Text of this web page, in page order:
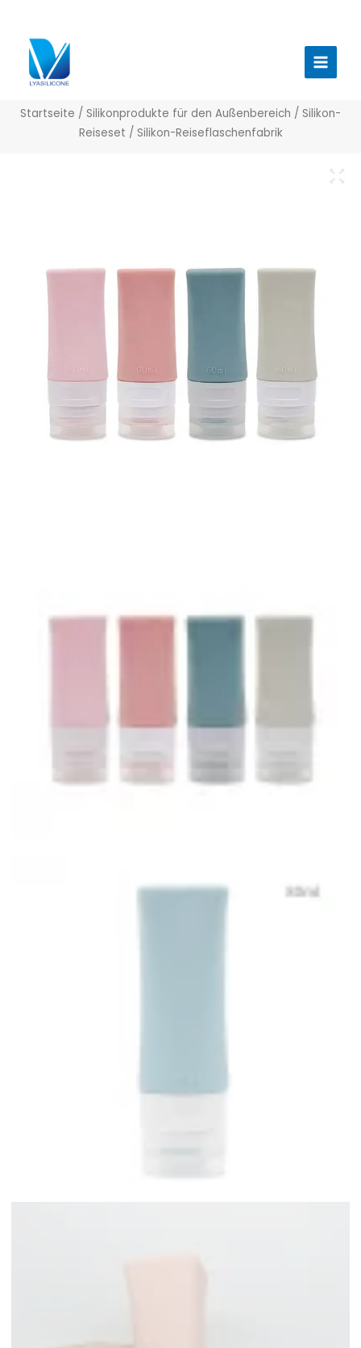
springen
Startseite / Silikonprodukte für den Außenbereich / Silikon-
Reiseset / Silikon-Reiseflaschenfabrik